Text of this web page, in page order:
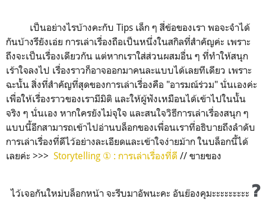
เป็นอย่างไรบ้างคะกับ Tips เล็ก ๆ สี่ข้อของเรา พอจะจำได้
กันบ้างรึยังเอ่ย การเล่าเรื่องถือเป็นหนึ่งในสกิลที่สำคัญค่ะ เพราะ
ถึงจะเป็นเรื่องเดียวกัน แต่หากเราใส่ส่วนผสมอื่น ๆ ที่ทำให้สนุก
เร้าใจลงไป เรื่องราวก็อาจออกมาคนละแบบได้เลยทีเดียว เพราะ
ฉะนั้น สิ่งที่สำคัญที่สุดของการเล่าเรื่องคือ "อารมณ์ร่วม" นั่นเองค่ะ
เพื่อให้เรื่องราวของเรามีมิติ และให้ผู้ฟังเหมือนได้เข้าไปในนั้น
จริง ๆ นั่นเอง หากใครยังไม่จุใจ และสนใจวิธีการเล่าเรื่องสนุก ๆ
แบบนี้อีกสามารถเข้าไปอ่านบล็อกของเพื่อนเราที่อธิบายถึงลำดับ
การเล่าเรื่องที่ดีไว้อย่างละเอียดและเข้าใจง่ายม้าก ในบล็อกนี้ได้
เลยค่ะ >>> Storytelling ① : การเล่าเรื่องที่ดี // ขายของ
ไว้เจอกันใหม่บล็อกหน้า จะรีบมาอัพนะคะ อันย๊องคุมะะะะะะะะะ ?